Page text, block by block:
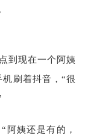
到现在一个阿姨
刷着抖音，“很
阿姨还是有的，